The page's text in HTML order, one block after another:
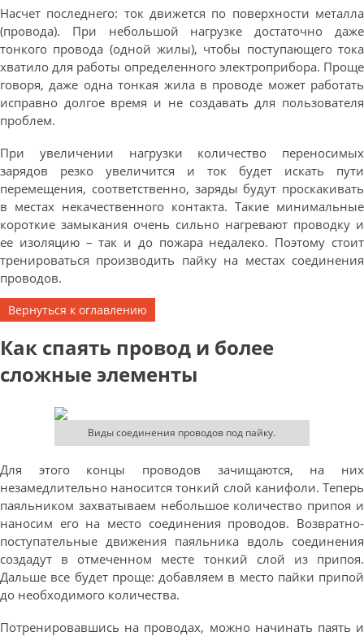
Насчет последнего: ток движется по поверхности металла
(провода). При небольшой нагрузке достаточно даже
тонкого провода (одной жилы), чтобы поступающего тока
хватило для работы определенного электроприбора. Проще
говоря, даже одна тонкая жила в проводе может работать
исправно долгое время и не создавать для пользователя
проблем.
При увеличении нагрузки количество переносимых
зарядов резко увеличится и ток будет искать пути
перемещения, соответственно, заряды будут проскакивать
в местах некачественного контакта. Такие минимальные
короткие замыкания очень сильно нагревают проводку и
ее изоляцию – так и до пожара недалеко. Поэтому стоит
тренироваться производить пайку на местах соединения
проводов.
Вернуться к оглавлению
Как спаять провод и более
сложные элементы
Виды соединения проводов под пайку.
Для этого концы проводов зачищаются, на них
незамедлительно наносится тонкий слой канифоли. Теперь
паяльником захватываем небольшое количество припоя и
наносим его на место соединения проводов. Возвратно-
поступательные движения паяльника вдоль соединения
создадут в отмеченном месте тонкий слой из припоя.
Дальше все будет проще: добавляем в место пайки припой
до необходимого количества.
Потренировавшись на проводах, можно начинать паять и